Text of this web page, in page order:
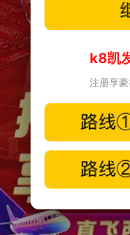
k8凯
注册享豪